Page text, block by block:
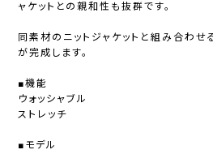
ャケットとの親和性も抜群です。
同素材のニットジャケットと組み合わせ
が完成します。
■機能
ウォッシャブル
ストレッチ
■モデル